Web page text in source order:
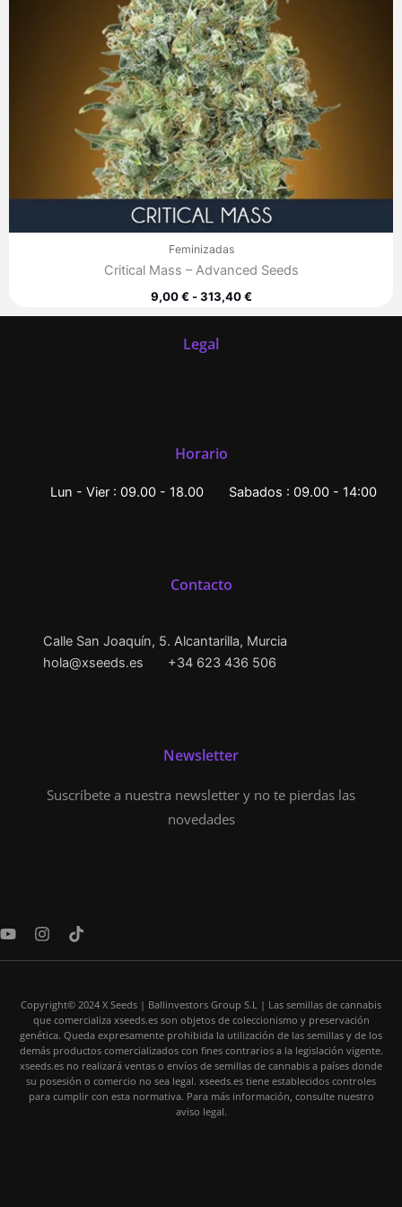
Feminizadas
Critical Mass – Advanced Seeds
9,00€ - 313,40€
Legal
Horario
Lun - Vier : 09.00 - 18.00 Sabados : 09.00 - 14:00
Contacto
Calle San Joaquín, 5. Alcantarilla, Murcia
hola@xseeds.es
+34 623 436 506
Newsletter
Suscríbete a nuestra newsletter y no te pierdas las
novedades
Y
u
I
s
g
r
a
m
T
k
o
k
Copyright© 2024 X Seeds | Ballinvestors Group S.L | Las semillas de cannabis
que comercializa xseeds.es son objetos de coleccionismo y preservación
genética. Queda expresamente prohibida la utilización de las semillas y de los
demás productos comercializados con fines contrarios a la legislación vigente.
xseeds.es no realizará ventas o envíos de semillas de cannabis a países donde
su posesión o comercio no sea legal. xseeds.es tiene establecidos controles
para cumplir con esta normativa. Para más información, consulte nuestro
aviso legal.